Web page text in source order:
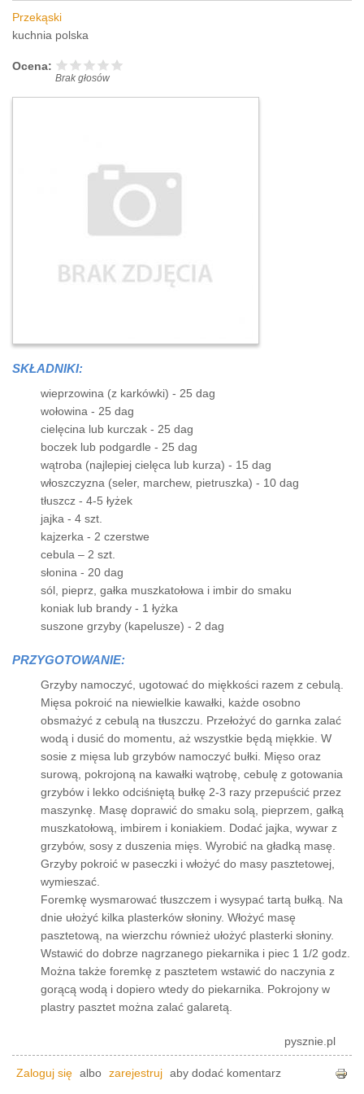
Przekąski
kuchnia polska
Ocena:
Brak głosów
SKŁADNIKI:
wieprzowina (z karkówki) - 25 dag
wołowina - 25 dag
cielęcina lub kurczak - 25 dag
boczek lub podgardle - 25 dag
wątroba (najlepiej cielęca lub kurza) - 15 dag
włoszczyzna (seler, marchew, pietruszka) - 10 dag
tłuszcz - 4-5 łyżek
jajka - 4 szt.
kajzerka - 2 czerstwe
cebula – 2 szt.
słonina - 20 dag
sól, pieprz, gałka muszkatołowa i imbir do smaku
koniak lub brandy - 1 łyżka
suszone grzyby (kapelusze) - 2 dag
PRZYGOTOWANIE:
Grzyby namoczyć, ugotować do miękkości razem z cebulą.
Mięsa pokroić na niewielkie kawałki, każde osobno
obsmażyć z cebulą na tłuszczu. Przełożyć do garnka zalać
wodą i dusić do momentu, aż wszystkie będą miękkie. W
sosie z mięsa lub grzybów namoczyć bułki. Mięso oraz
surową, pokrojoną na kawałki wątrobę, cebulę z gotowania
grzybów i lekko odciśniętą bułkę 2-3 razy przepuścić przez
maszynkę. Masę doprawić do smaku solą, pieprzem, gałką
muszkatołową, imbirem i koniakiem. Dodać jajka, wywar z
grzybów, sosy z duszenia mięs. Wyrobić na gładką masę.
Grzyby pokroić w paseczki i włożyć do masy pasztetowej,
wymieszać.
Foremkę wysmarować tłuszczem i wysypać tartą bułką. Na
dnie ułożyć kilka plasterków słoniny. Włożyć masę
pasztetową, na wierzchu również ułożyć plasterki słoniny.
Wstawić do dobrze nagrzanego piekarnika i piec 1 1/2 godz.
Można także foremkę z pasztetem wstawić do naczynia z
gorącą wodą i dopiero wtedy do piekarnika. Pokrojony w
plastry pasztet można zalać galaretą.
pysznie.pl
Zaloguj się albo zarejestruj aby dodać komentarz